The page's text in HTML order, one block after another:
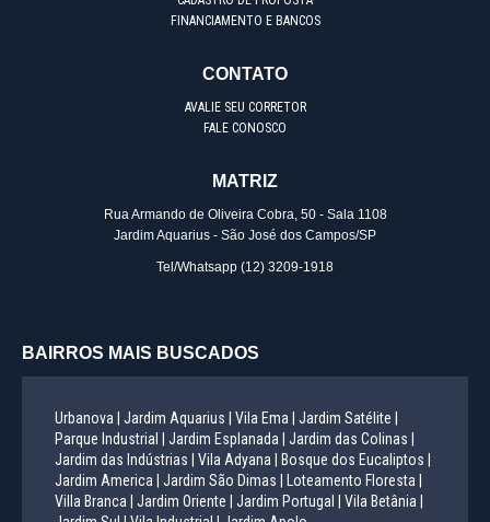
FINANCIAMENTO E BANCOS
CONTATO
AVALIE SEU CORRETOR
FALE CONOSCO
MATRIZ
Rua Armando de Oliveira Cobra, 50 - Sala 1108
Jardim Aquarius - São José dos Campos/SP
Tel/Whatsapp (12) 3209-1918
BAIRROS MAIS BUSCADOS
Urbanova | Jardim Aquarius | Vila Ema |
Jardim Satélite |
Parque Industrial |
Jardim Esplanada |
Jardim das Colinas |
Jardim das Indústrias |
Vila Adyana |
Bosque dos Eucaliptos |
Jardim America |
Jardim São Dimas |
Loteamento Floresta |
Villa Branca |
Jardim Oriente | Jardim Portugal |
Vila Betânia |